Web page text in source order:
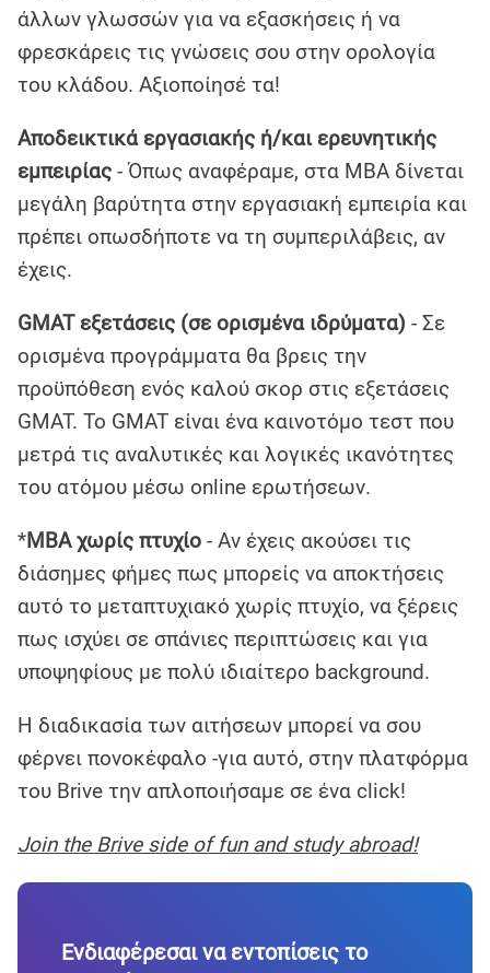
άλλων γλωσσών για να εξασκήσεις ή να
φρεσκάρεις τις γνώσεις σου στην ορολογία
του κλάδου. Αξιοποίησέ τα!
Αποδεικτικά εργασιακής ή/και ερευνητικής
εμπειρίας - Όπως αναφέραμε, στα ΜΒΑ δίνεται
μεγάλη βαρύτητα στην εργασιακή εμπειρία και
πρέπει οπωσδήποτε να τη συμπεριλάβεις, αν
έχεις.
GMAT εξετάσεις (σε ορισμένα ιδρύματα) - Σε
ορισμένα προγράμματα θα βρεις την
προϋπόθεση ενός καλού σκορ στις εξετάσεις
GMAT. Το GMAT είναι ένα καινοτόμο τεστ που
μετρά τις αναλυτικές και λογικές ικανότητες
του ατόμου μέσω online ερωτήσεων.
*MBA χωρίς πτυχίο - Αν έχεις ακούσει τις
διάσημες φήμες πως μπορείς να αποκτήσεις
αυτό το μεταπτυχιακό χωρίς πτυχίο, να ξέρεις
πως ισχύει σε σπάνιες περιπτώσεις και για
υποψηφίους με πολύ ιδιαίτερο background.
Η διαδικασία των αιτήσεων μπορεί να σου
φέρνει πονοκέφαλο -για αυτό, στην πλατφόρμα
του Brive την απλοποιήσαμε σε ένα click!
Join the Brive side of fun and study abroad!
Ενδιαφέρεσαι να εντοπίσεις το